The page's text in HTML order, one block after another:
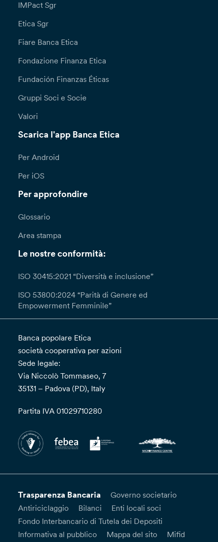
IMPact Sgr
Etica Sgr
Fiare Banca Etica
Fondazione Finanza Etica
Fundación Finanzas Éticas
Gruppi Soci e Socie
Valori
Scarica l'app Banca Etica
Per Android
Per iOS
Per approfondire
Glossario
Area stampa
Le nostre conformità:
ISO 30415:2021 “Diversità e inclusione”
ISO 53800:2024 “Parità di Genere ed
Empowerment Femminile”
Banca popolare Etica
società cooperativa per azioni
Sede legale:
Via Niccolò Tommaseo, 7
35131 – Padova (PD), Italy
Partita IVA 01029710280
Trasparenza Bancaria
Governo societario
Antiriciclaggio
Bilanci
Enti locali soci
Fondo Interbancario di Tutela dei Depositi
Informativa al pubblico
Mappa del sito Mifid